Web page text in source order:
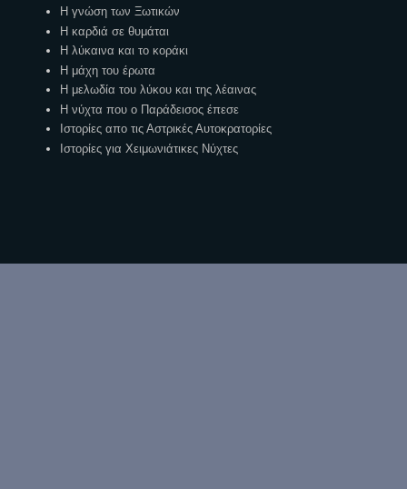
Η γνώση των Ξωτικών
Η καρδιά σε θυμάται
Η λύκαινα και το κοράκι
Η μάχη του έρωτα
Η μελωδία του λύκου και της λέαινας
Η νύχτα που ο Παράδεισος έπεσε
Ιστορίες απο τις Αστρικές Αυτοκρατορίες
Ιστορίες για Χειμωνιάτικες Νύχτες